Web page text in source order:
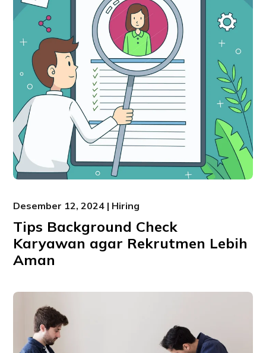
Desember 12, 2024 | Hiring
Tips Background Check
Karyawan agar Rekrutmen Lebih
Aman